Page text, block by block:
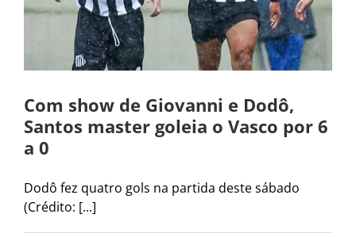
Com show de Giovanni e Dodô,
Santos master goleia o Vasco por 6
a 0
Dodô fez quatro gols na partida deste sábado
(Crédito: [...]